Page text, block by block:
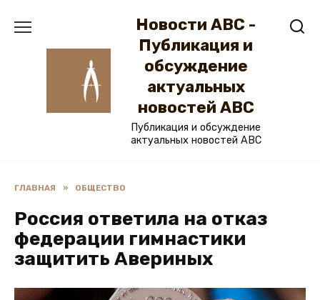
Новости ABC -
Публикация и
обсуждение
актуальных
новостей ABC
Публикация и обсуждение
актуальных новостей ABC
ГЛАВНАЯ » ОБЩЕСТВО
Россия ответила на отказ
федерации гимнастики
защитить Авериных